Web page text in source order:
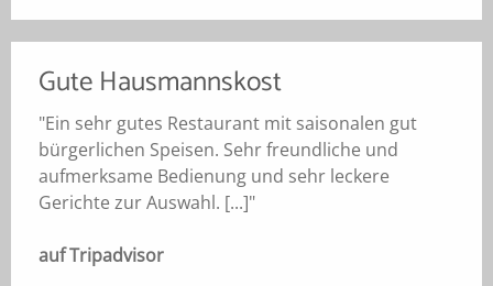
Gute Hausmannskost
"Ein sehr gutes Restaurant mit saisonalen gut
bürgerlichen Speisen. Sehr freundliche und
aufmerksame Bedienung und sehr leckere
Gerichte zur Auswahl. [...]"
auf Tripadvisor